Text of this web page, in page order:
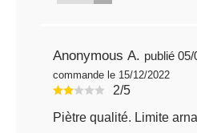
Anonymous A.
commande le 15/12/2022
2/5
Piètre qualité. Limite